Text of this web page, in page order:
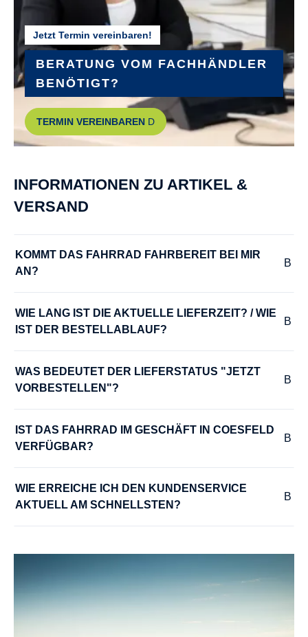
GÄNGE :
HERSTELLERFARBE :
veridian matt
SHIMANO SG-C6001-8D
ZECURE Comfort
2026
NABE VORDERRAD :
SHIMANO DH-3D37NT
PEDALE :
Pegasus Aluminium Trekking mit Gummibeschichtung
RADGRÖSSE :
RAHMEN :
Jetzt Termin vereinbaren!
BERATUNG VOM FACHHÄNDLER
BENÖTIGT?
TERMIN VEREINBAREN
INFORMATIONEN ZU ARTIKEL &
VERSAND
KOMMT DAS FAHRRAD FAHRBEREIT BEI MIR
AN?
WIE LANG IST DIE AKTUELLE LIEFERZEIT? / WIE
IST DER BESTELLABLAUF?
WAS BEDEUTET DER LIEFERSTATUS "JETZT
VORBESTELLEN"?
IST DAS FAHRRAD IM GESCHÄFT IN COESFELD
VERFÜGBAR?
WIE ERREICHE ICH DEN KUNDENSERVICE
AKTUELL AM SCHNELLSTEN?